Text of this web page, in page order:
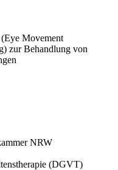
Movement
zur Behandlung von
NRW
(DGVT)